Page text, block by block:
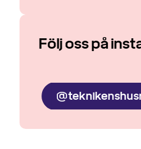
Följ oss på